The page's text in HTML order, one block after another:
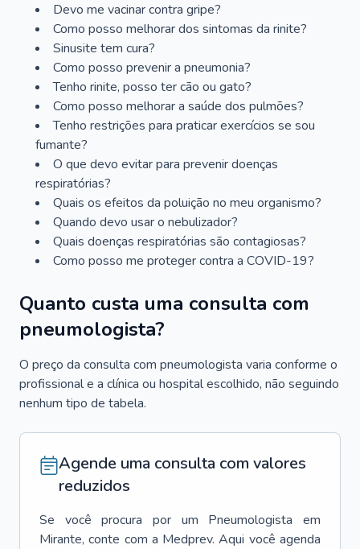
Devo me vacinar contra gripe?
Como posso melhorar dos sintomas da rinite?
Sinusite tem cura?
Como posso prevenir a pneumonia?
Tenho rinite, posso ter cão ou gato?
Como posso melhorar a saúde dos pulmões?
Tenho restrições para praticar exercícios se sou
fumante?
O que devo evitar para prevenir doenças
respiratórias?
Quais os efeitos da poluição no meu organismo?
Quando devo usar o nebulizador?
Quais doenças respiratórias são contagiosas?
Como posso me proteger contra a COVID-19?
Quanto custa uma consulta com
pneumologista?
O preço da consulta com pneumologista varia conforme o
profissional e a clínica ou hospital escolhido, não seguindo
nenhum tipo de tabela.
Agende uma consulta com valores
reduzidos
Se você procura por um Pneumologista
em
Mirante, conte com a Medprev. Aqui você agenda